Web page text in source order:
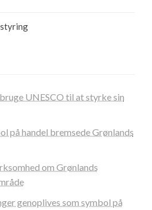
UNESCO til at styrke sin
på handel bremsede Grønlands
om Grønlands
genoplives som symbol på